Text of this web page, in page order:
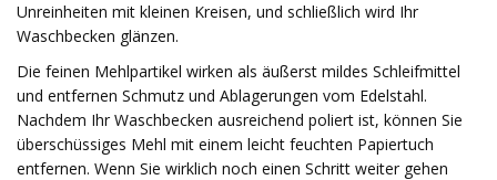
Unreinheiten mit kleinen Kreisen, und schließlich wird Ihr
Waschbecken glänzen.
Die feinen Mehlpartikel wirken als äußerst mildes Schleifmittel
und entfernen Schmutz und Ablagerungen vom Edelstahl.
Nachdem Ihr Waschbecken ausreichend poliert ist, können Sie
überschüssiges Mehl mit einem leicht feuchten Papiertuch
entfernen. Wenn Sie wirklich noch einen Schritt weiter gehen